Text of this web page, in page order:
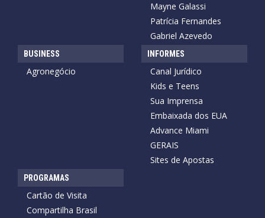
Mayne Galassi
Patrícia Fernandes
Gabriel Azevedo
BUSINESS
Agronegócio
INFORMES
Canal Jurídico
Kids e Teens
Sua Imprensa
Embaixada dos EUA
Advance Miami
GERAIS
Sites de Apostas
PROGRAMAS
Cartão de Visita
Compartilha Brasil